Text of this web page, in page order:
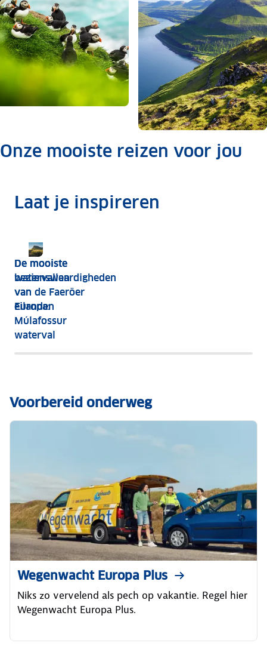
.Onze mooiste reizen voor jou
Laat je inspireren
De mooiste
bezienswaardigheden
van de Faeröer
eilanden
De mooiste
watervallen
van
Europa:
Múlafossur
waterval
Voorbereid onderweg
Wegenwacht Europa Plus
Niks zo vervelend als pech op vakantie. Regel hier
Wegenwacht Europa Plus.